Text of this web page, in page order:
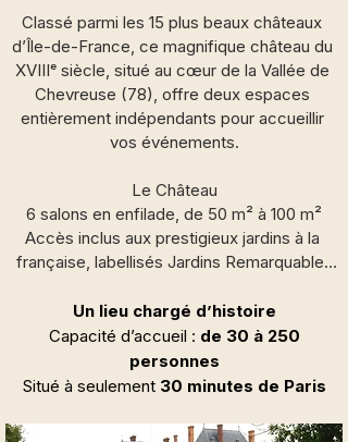
Classé parmi les 15 plus beaux châteaux
d’Île-de-France, ce magnifique château du
XVIIIᵉ siècle, situé au cœur de la Vallée de
Chevreuse (78), offre deux espaces
entièrement indépendants pour accueillir
vos événements.
Le Château
6 salons en enfilade, de 50 m² à 100 m²
Accès inclus aux prestigieux jardins à la
française, labellisés Jardins Remarquables
adaptés à l’organisation de cocktails,
banquets ou garden-parties
L’Orangerie
Accès privatisé au jardin fleuri à l’anglaise,
Un lieu chargé d’histoire
Capacité d’accueil : de 30 à 250
personnes
Situé à seulement 30 minutes de Paris